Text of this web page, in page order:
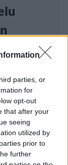
parties, or
for
opt-out
that after your
seeing
utilized by
prior to
further